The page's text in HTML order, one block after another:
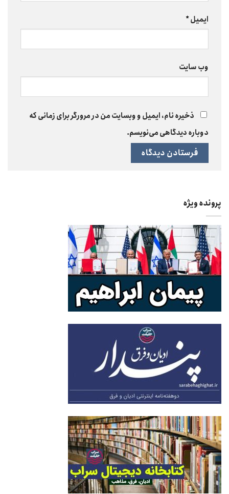
ایمیل*
وب‌ سایت
ذخیره نام، ایمیل و وبسایت من در مرورگر برای زمانی که
دوباره دیدگاهی می‌نویسم.
پرونده ویژه